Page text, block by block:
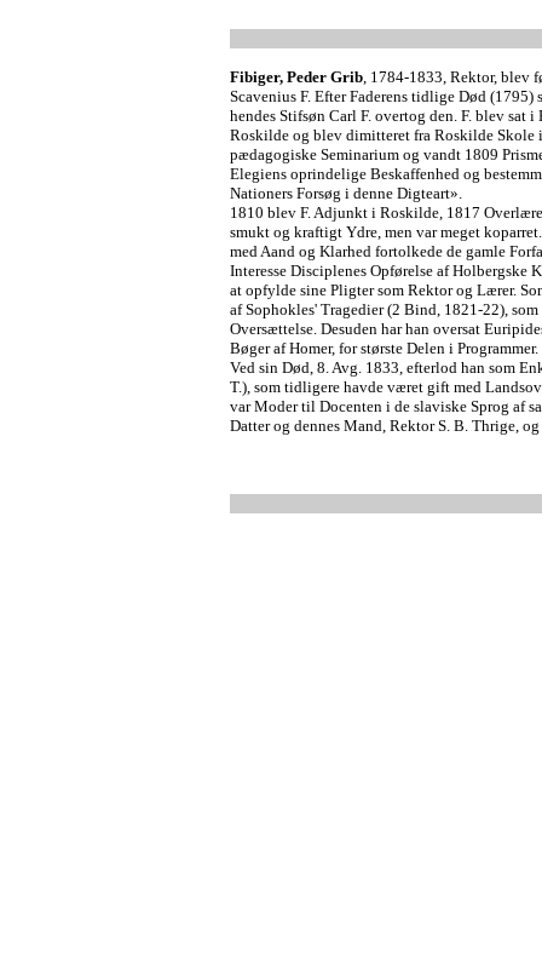
Fibiger, Peder Grib, 1784-1833, Rektor, blev
Scavenius F. Efter Faderens tidlige Død
hendes Stifsøn Carl F. overtog den. F. blev sat
Roskilde og blev dimitteret fra Roskilde Skole
pædagogiske Seminarium og vandt 1809
Elegiens oprindelige Beskaffenhed og
Nationers Forsøg i denne Digteart».
1810 blev F. Adjunkt i Roskilde, 1817
smukt og kraftigt Ydre, men var meget
med Aand og Klarhed fortolkede de gamle
Interesse Disciplenes Opførelse af Holbergske
at opfylde sine Pligter som Rektor og Lærer.
af Sophokles' Tragedier (2 Bind, 1821-22),
Oversættelse. Desuden har han oversat
Bøger af Homer, for største Delen i
Ved sin Død, 8. Avg. 1833, efterlod han som
T.), som tidligere havde været gift med
var Moder til Docenten i de slaviske Sprog af
Datter og dennes Mand, Rektor S. B. Thrige,